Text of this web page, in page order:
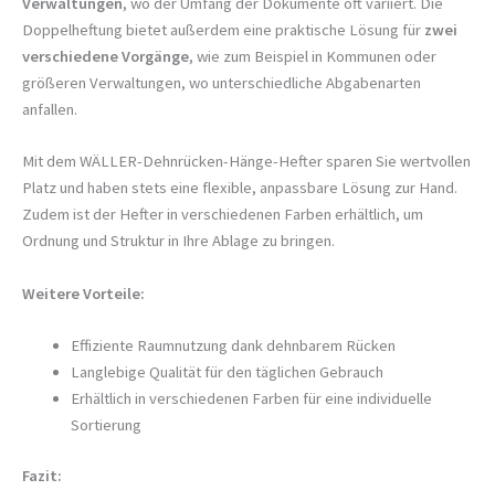
Doppelheftung bietet außerdem eine praktische Lösung für zwei
verschiedene Vorgänge, wie zum Beispiel in Kommunen oder
größeren Verwaltungen, wo unterschiedliche Abgabenarten
anfallen.
Mit dem WÄLLER-Dehnrücken-Hänge-Hefter sparen Sie wertvollen
Platz und haben stets eine flexible, anpassbare Lösung zur Hand.
Zudem ist der Hefter in verschiedenen Farben erhältlich, um
Ordnung und Struktur in Ihre Ablage zu bringen.
Weitere Vorteile:
Effiziente Raumnutzung dank dehnbarem Rücken
Langlebige Qualität für den täglichen Gebrauch
Erhältlich in verschiedenen Farben für eine individuelle
Sortierung
Fazit: